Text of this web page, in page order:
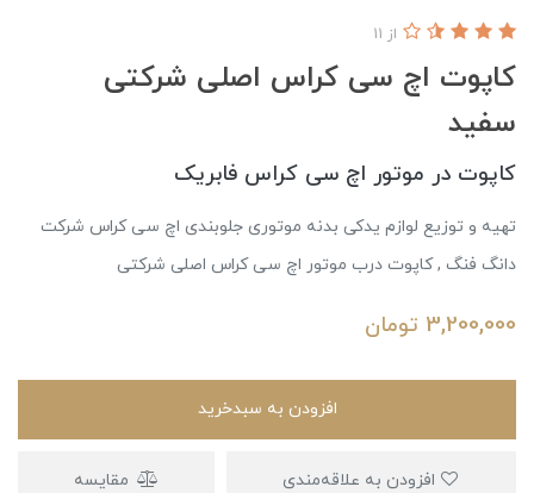
کاپوت اچ سی کراس اصلی شرکتی
سفید
از 11
کاپوت در موتور اچ سی کراس فابریک
تهیه و توزیع لوازم یدکی بدنه موتوری جلوبندی اچ سی کراس شرکت
دانگ فنگ , کاپوت درب موتور اچ سی کراس اصلی شرکتی
3,200,000 تومان
افزودن به سبدخرید
مقایسه